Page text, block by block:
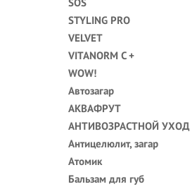
STYLING PRO
VELVET
VITANORM C +
WOW!
Автозагар
АКВАФРУТ
АНТИВОЗРАСТНОЙ УХОД
Антицелюлит, загар
Атомик
Бальзам для губ